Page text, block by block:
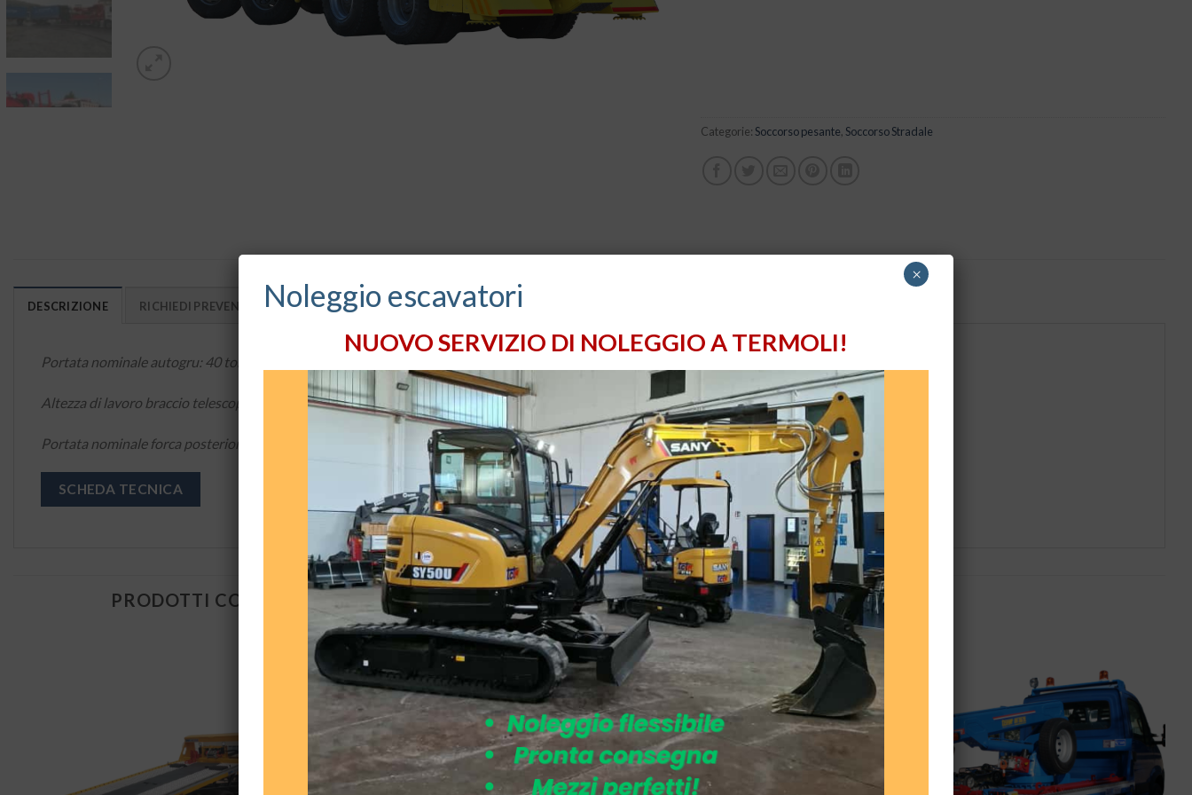
Categorie: Soccorso pesante, Soccorso Stradale
DESCRIZIONE RICHIEDI PREVENTIVO
Portata nominale autogru: 40 ton a 3 m dal centro ralla
Altezza di lavoro braccio telescopico 2 sfili: 12m
Portata nominale forca posteriore Rospo: 17ton su braccio base, 6 ton su forche posteriori.
SCHEDA TECNICA
PRODOTTI CORRELATI
Noleggio escavatori
NUOVO SERVIZIO DI NOLEGGIO A TERMOLI!
×